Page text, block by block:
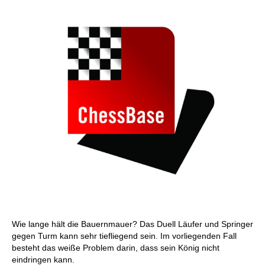
Wie lange hält die Bauernmauer? Das Duell Läufer und Springer
gegen Turm kann sehr tiefliegend sein. Im vorliegenden Fall
besteht das weiße Problem darin, dass sein König nicht
eindringen kann.